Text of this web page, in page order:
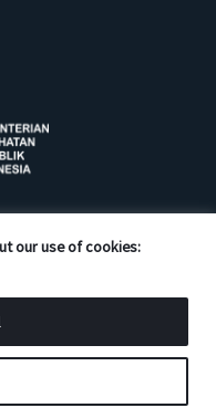
our use of cookies:
reserved.